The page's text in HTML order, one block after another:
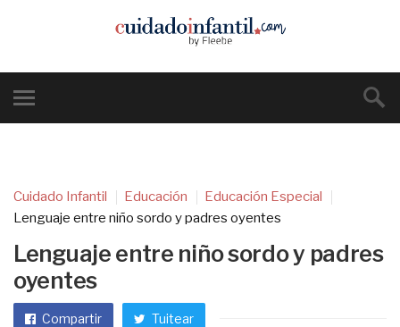
Cuidado Infantil Educación
Educación Especial
Lenguaje entre niño sordo y padres oyentes
Lenguaje entre niño sordo y padres
oyentes
Compartir Tuitear